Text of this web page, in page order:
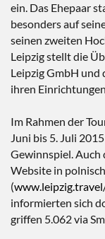
ein. Das Ehepaar
besonders auf
seinen zweiten
Leipzig stellt die
Leipzig GmbH und
ihren
Im Rahmen der
Juni bis 5. Juli
Gewinnspiel. Auch
Website in
(
informierten sich
griffen 5.062 via